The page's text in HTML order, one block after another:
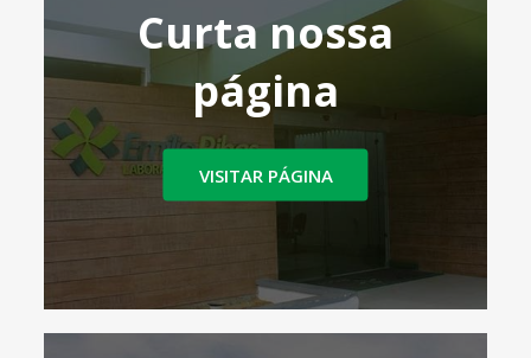
Curta nossa
página
VISITAR PÁGINA